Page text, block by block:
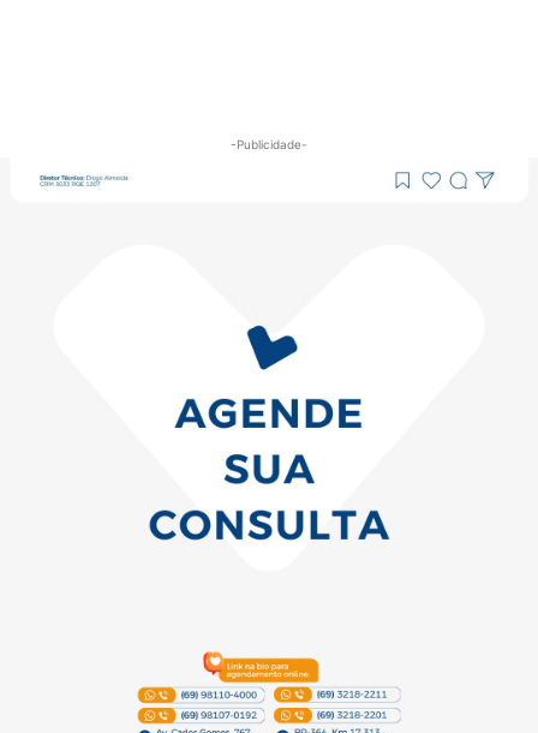
-Publicidade-